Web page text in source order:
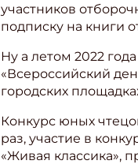
участников
подписку на книги
Ну а летом 2022
«Всероссийский
городских
Конкурс юных
раз, участие в
«Живая классика»,